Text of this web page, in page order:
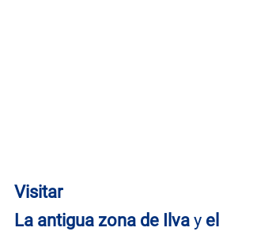
Visitar
La antigua zona de Ilva y el